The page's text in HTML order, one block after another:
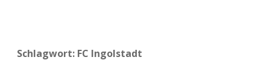
Schlagwort: FC Ingolstadt